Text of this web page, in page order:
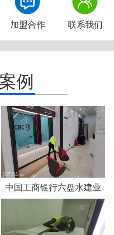
加盟合作 联系我们
例
中国工商银行六盘水建业
支行